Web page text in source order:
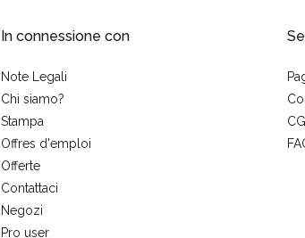
In connessione con
Note Legali
Chi siamo?
Stampa
Offres d'emploi
Offerte
Contattaci
Negozi
Pro user